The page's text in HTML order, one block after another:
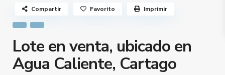
Lote en venta, ubicado en
Agua Caliente, Cartago
Compartir Favorito Imprimir